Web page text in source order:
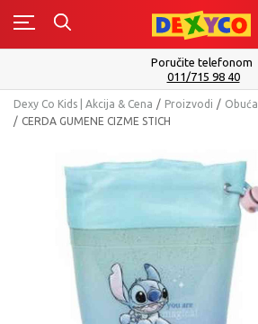
0
Poručite telefonom
011/715 98 40
Dexy Co Kids | Akcija & Cena Proizvodi Obuća
CERDA GUMENE CIZME STICH